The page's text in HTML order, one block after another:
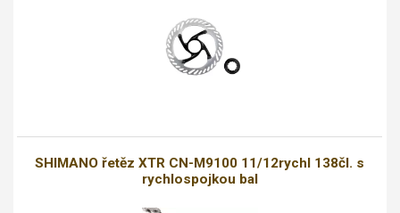
SHIMANO řetěz XTR CN-M9100 11/12rychl 138čl. s
rychlospojkou bal